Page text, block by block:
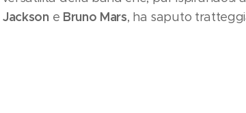
Jacksone Bruno Mars, ha saputo